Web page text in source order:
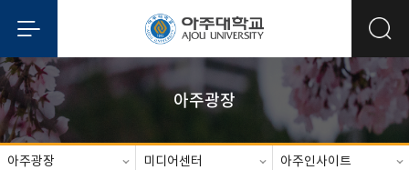
아주광장
아주광장 미디어센터 아주인사이트